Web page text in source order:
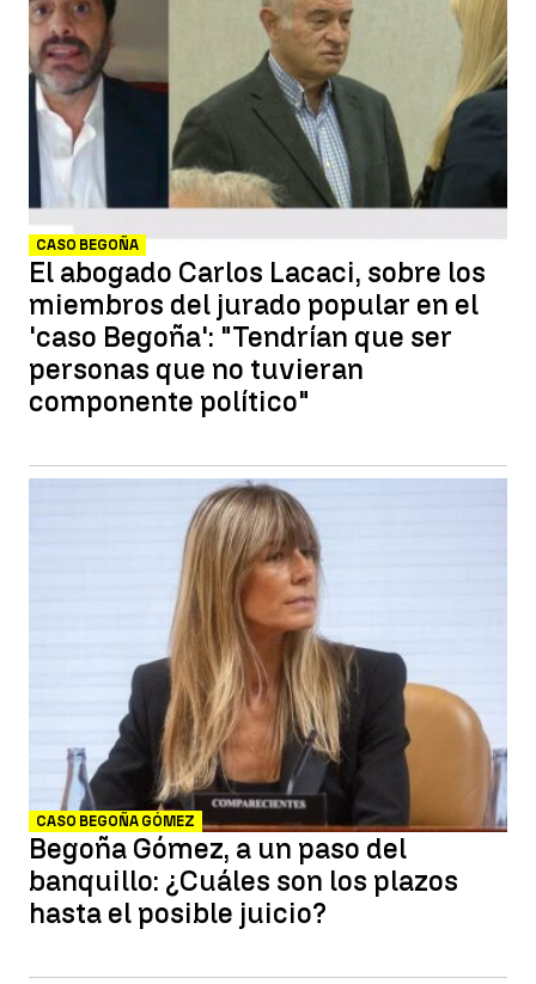
CASO BEGOÑA
El abogado Carlos Lacaci, sobre los
miembros del jurado popular en el
'caso Begoña': "Tendrían que ser
personas que no tuvieran
componente político"
CASO BEGOÑA GÓMEZ
Begoña Gómez, a un paso del
banquillo: ¿Cuáles son los plazos
hasta el posible juicio?